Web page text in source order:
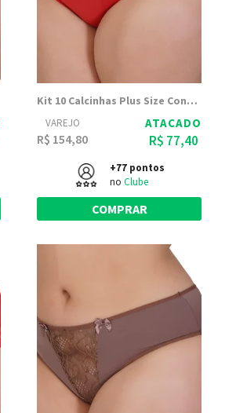
Kit 10 Calcinhas Plus Size Conforto Com Renda Carmem - Dily Modas
VAREJO
R$ 154,80
ATACADO
R$ 77,40
+77 pontos
no Clube
COMPRAR